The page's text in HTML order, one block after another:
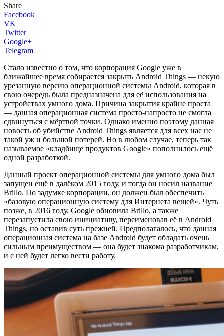
Share
Facebook
VK
Twitter
Google+
Telegram
Стало известно о том, что корпорация Google уже в
ближайшее время собирается закрыть Android Things — некую
урезанную версию операционной системы Android, которая в
свою очередь была предназначена для её использования на
устройствах умного дома. Причина закрытия крайне проста
— данная операционная система просто-напросто не смогла
сдвинуться с мёртвой точки. Однако именно поэтому данная
новость об убийстве Android Things является для всех нас не
такой уж и большой потерей. Но в любом случае, теперь так
называемое «кладбище продуктов Google» пополнилось ещё
одной разработкой.
Данный проект операционной системы для умного дома был
запущен ещё в далёком 2015 году, и тогда он носил название
Brillo. По задумке корпорации, он должен был обеспечить
«базовую операционную систему для Интернета вещей». Чуть
позже, в 2016 году, Google обновила Brillo, а также
перезапустила свою инициативу, переименовав её в Android
Things, но оставив суть прежней. Предполагалось, что данная
операционная система на базе Android будет обладать очень
сильным преимуществом — она будет знакома разработчикам,
и с ней будет легко вести работу.